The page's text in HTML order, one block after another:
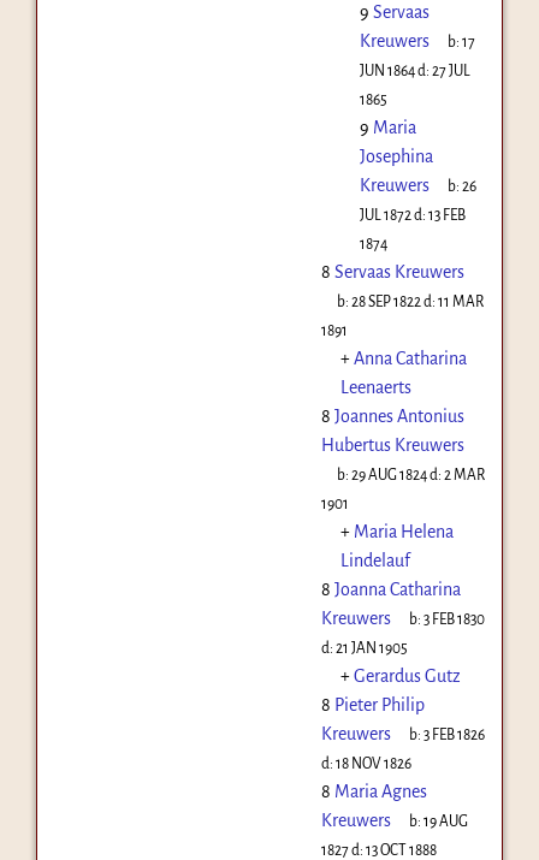
9 Servaas
Kreuwers
b:17
JUN 1864d: 27 JUL
1865
9 Maria
Josephina
Kreuwers
b:26
JUL 1872 d: 13 FEB
1874
8 Servaas Kreuwers
b:28 SEP 1822 d:11 MAR
1891
+Anna Catharina
Leenaerts
8 Joannes Antonius
Hubertus Kreuwers
b:29 AUG 1824d:2 MAR
1901
+ Maria Helena
Lindelauf
8 Joanna Catharina
Kreuwers
b:3 FEB 1830
d: 21 JAN 1905
+Gerardus Gutz
8 Pieter Philip
Kreuwers
b:3 FEB 1826
d: 18 NOV 1826
8 Maria Agnes
Kreuwers
b:19 AUG
1827d: 13 OCT 1888